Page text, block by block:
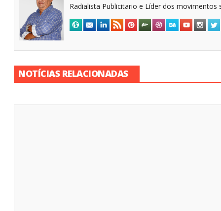
Radialista Publicitario e Líder dos movimentos
NOTÍCIAS RELACIONADAS